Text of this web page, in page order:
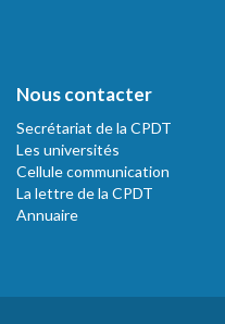
Nous contacter
Secrétariat de la CPDT
Les universités
Cellule communication
La lettre de la CPDT
Annuaire